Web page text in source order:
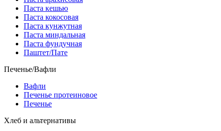
Паста кешью
Паста кокосовая
Паста кунжутная
Паста миндальная
Паста фундучная
Паштет/Пате
Печенье/Вафли
Вафли
Печенье протеиновое
Печенье
Хлеб и альтернативы